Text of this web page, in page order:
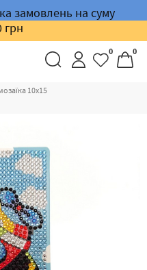
замовлень на суму
грн
0 0
10х15